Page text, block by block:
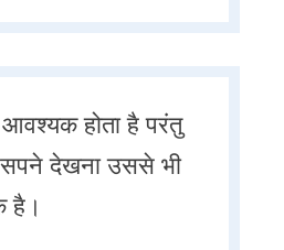
होता है परंतु
देखना उससे भी
है।